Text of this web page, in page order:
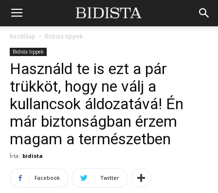
Kezdőlap Bidista tippek
Bidista tippek
Használd te is ezt a pár
trükköt, hogy ne válj a
kullancsok áldozatává! Én
már biztonságban érzem
magam a természetben
Írta: bidista
Facebook Twitter